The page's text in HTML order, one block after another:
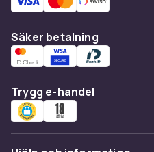
något för varje smak i
Är du redo att dyka in i
hot och
upptäck de mest
kriminalromaner inom
för att försvinna in i en
låta dig sugas in i en
andan i spänning.
Säker betalning
Trygg e-handel